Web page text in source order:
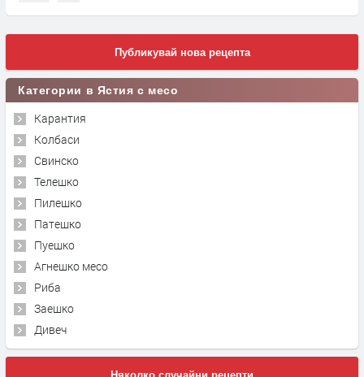
Публикувай нова рецепта
Категории в Ястия с месо
Карантия
Колбаси
Свинско
Телешко
Пилешко
Патешко
Пуешко
Агнешко месо
Риба
Заешко
Дивеч